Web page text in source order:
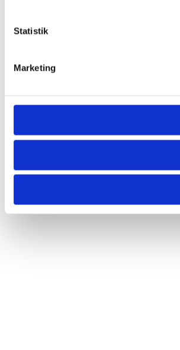
Statistik
Marketing